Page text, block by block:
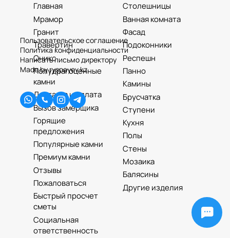
Главная
Мрамор
Гранит
Травертин
Оникс
Полудрагоценные
камни
Доставка и оплата
Вызов замерщика
Горящие
предложения
Популярные камни
Премиум камни
Отзывы
Пожаловаться
Быстрый просчет
сметы
Социальная
ответственность
Столешницы
Ванная комната
Фасад
Подоконники
Респешн
Панно
Камины
Брусчатка
Ступени
Кухня
Полы
Стены
Мозаика
Балясины
Другие изделия
Пользовательское соглашение
Политика конфиденциальности
Написать письмо директору
Made by ryspayev.kz